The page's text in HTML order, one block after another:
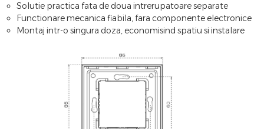
Solutie practica fata de doua intrerupatoare separate
Functionare mecanica fiabila, fara componente electronice
Montaj intr-o singura doza, economisind spatiu si instalare